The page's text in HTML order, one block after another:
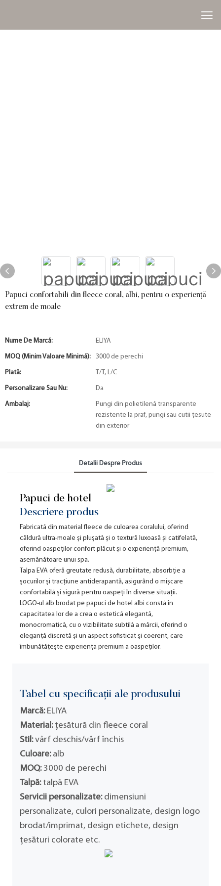
Papuci confortabili din fleece coral, albi, pentru o experiență
extrem de moale
Nume De Marcă: ELIYA
MOQ (minim Valoare Minimă): 3000 de perechi
Plată: T/T, L/C
Personalizare Sau Nu: Da
Ambalaj:
Pungi din polietilenă transparente
rezistente la praf, pungi sau cutii țesute
din exterior
Detalii Despre Produs
Papuci de hotel
Descriere produs
Fabricată din material fleece de culoarea coralului, oferind
căldură ultra-moale și plușată și o textură luxoasă și catifelată,
oferind oaspeților confort plăcut și o experiență premium,
asemănătoare unui spa.
Talpa EVA oferă greutate redusă, durabilitate, absorbție a
șocurilor și tracțiune antiderapantă, asigurând o mișcare
confortabilă și sigură pentru oaspeți în diverse situații.
LOGO-ul alb brodat pe papuci de hotel albi constă în
capacitatea lor de a crea o estetică elegantă,
monocromatică, cu o vizibilitate subtilă a mărcii, oferind o
eleganță discretă și un aspect sofisticat și coerent, care
îmbunătățește experiența premium a oaspeților.
Tabel cu specificații ale produsului
Marcă:ELIYA
Material:țesătură din fleece coral
Stil:vârf deschis/vârf închis
Culoare:alb
MOQ:3000 de perechi
Talpă:talpă EVA
Servicii personalizate:dimensiuni
personalizate, culori personalizate, design logo
brodat/imprimat, design etichete, design
țesături colorate etc.